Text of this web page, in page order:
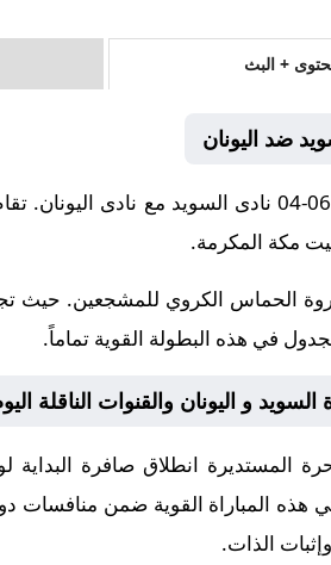
+ البث
ضد اليونان
يلتقى اليوم 2026-06-04 نادى السويد
الحماس الكروي للمشجعين. حيث
في هذه البطولة القوية تماماً.
و اليونان والقنوات الناقلة
المستديرة انطلاق صافرة
هذه المباراة القوية ضمن منافسات
الذات.